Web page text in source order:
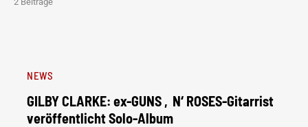
NEWS
GILBY CLARKE: ex-GUNS ‚N‘ ROSES-Gitarrist
veröffentlicht Solo-Album